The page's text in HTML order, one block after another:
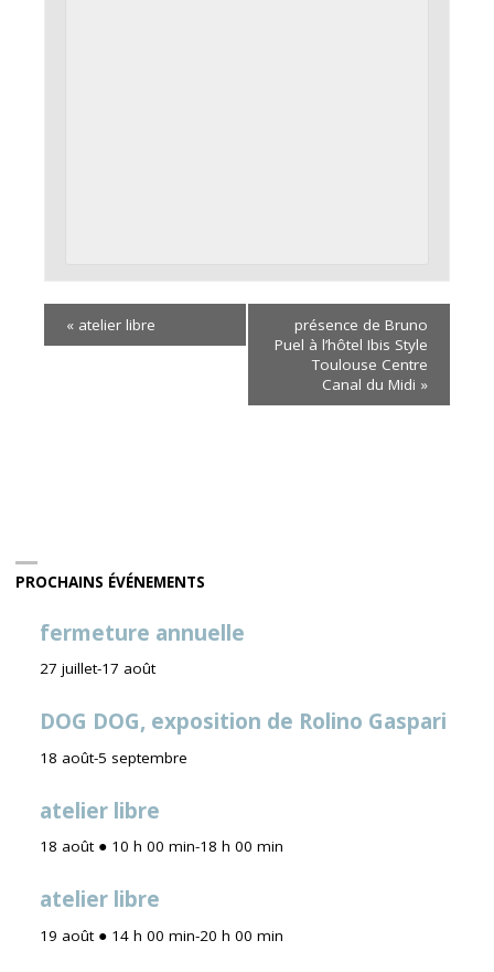
« atelier libre
présence de Bruno
Puel à l’hôtel Ibis Style
Toulouse Centre
Canal du Midi »
PROCHAINS ÉVÉNEMENTS
fermeture annuelle
27 juillet-17 août
DOG DOG, exposition de Rolino Gaspari
18 août-5 septembre
atelier libre
18 août ● 10 h 00 min-18 h 00 min
atelier libre
19 août ● 14 h 00 min-20 h 00 min